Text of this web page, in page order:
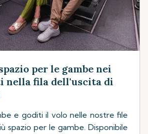
per le gambe nei
nella fila dell'uscita di
e goditi il volo nelle nostre file
spazio per le gambe. Disponibile